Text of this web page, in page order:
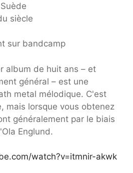
siècle
sur bandcamp
album de huit ans – et
général – est une
metal mélodique. C'est
mais lorsque vous obtenez
généralement par le biais
Englund.
watch?v=itmnir-akwk